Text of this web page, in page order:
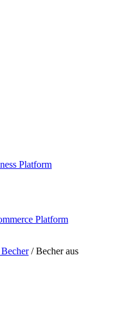
Platform
Platform
/ Becher aus